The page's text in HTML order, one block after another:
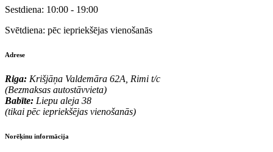
Sestdiena: 10:00 - 19:00
Svētdiena: pēc iepriekšējas vienošanās
Adrese
Riga: Krišjāņa Valdemāra 62A, Rimi t/c
(Bezmaksas autostāvvieta)
Babīte: Liepu aleja 38
(tikai pēc iepriekšējas vienošanās)
Norēķinu informācija